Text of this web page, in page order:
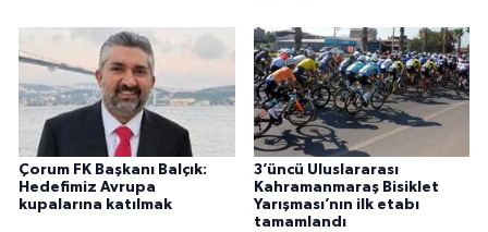
Çorum FK Başkanı Balçık:
Hedefimiz Avrupa
kupalarına katılmak
3’üncü Uluslararası
Kahramanmaraş Bisiklet
Yarışması’nın ilk etabı
tamamlandı